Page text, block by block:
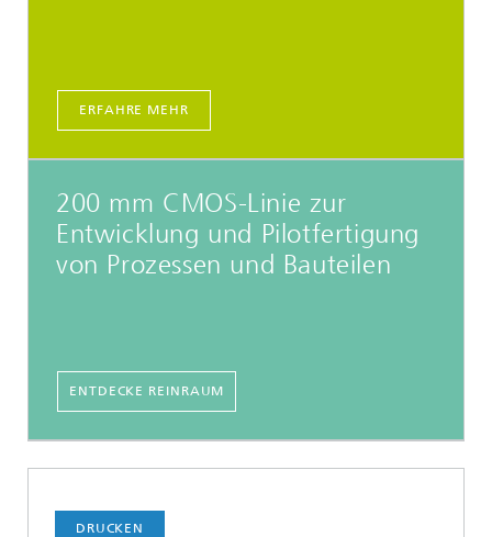
ERFAHRE MEHR
200 mm CMOS-Linie zur
Entwicklung und Pilotfertigung
von Prozessen und Bauteilen
ENTDECKE REINRAUM
DRUCKEN